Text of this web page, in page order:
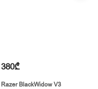
380₾
Razer BlackWidow V3